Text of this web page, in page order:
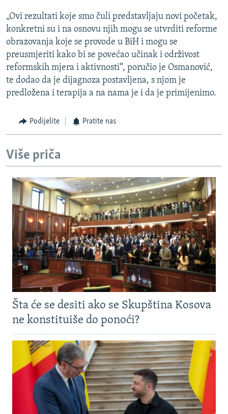
„Ovi rezultati koje smo čuli predstavljaju novi početak,
konkretni su i na osnovu njih mogu se utvrditi reforme
obrazovanja koje se provode u BiH i mogu se
preusmjeriti kako bi se povećao učinak i održivost
reformskih mjera i aktivnosti“, poručio je Osmanović,
te dodao da je dijagnoza postavljena, s njom je
predložena i terapija a na nama je i da je primijenimo.
Podijelite Pratite nas
Više priča
Šta će se desiti ako se Skupština Kosova
ne konstituiše do ponoći?